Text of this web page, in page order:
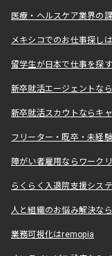
医療・ヘルスケア業界の
メキシコでのお仕事探し
留学生が日本で仕事を探
新卒就活エージェントな
新卒就活スカウトならキ
フリーター・既卒・未経
障がい者雇用ならワーク
らくらく入退院支援シス
人と組織のお悩み解決なら
業務可視化はremopia